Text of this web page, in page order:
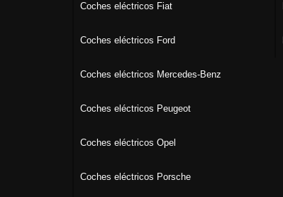
Coches eléctricos Fiat
Coches eléctricos Ford
Coches eléctricos Mercedes-Benz
Coches eléctricos Peugeot
Coches eléctricos Opel
Coches eléctricos Porsche